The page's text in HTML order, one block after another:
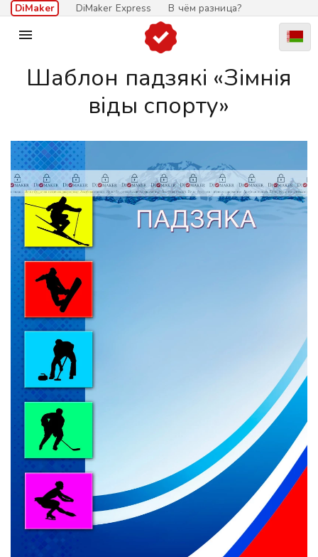
DiMaker DiMaker Express В чём разница?

Шаблон падзякі «Зімнія
віды спорту»